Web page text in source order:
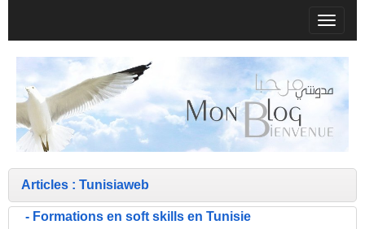
T
o
n
i
Articles : Tunisiaweb
- Formations en soft skills en Tunisie